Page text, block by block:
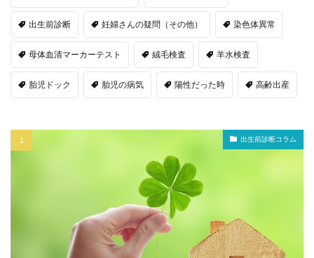
出生前診断 妊婦さんの疑問（その他） 染色体異常
母体血清マーカーテスト 絨毛検査 羊水検査
胎児ドック 胎児の病気 陽性だった時 高齢出産
出生前診断コラム